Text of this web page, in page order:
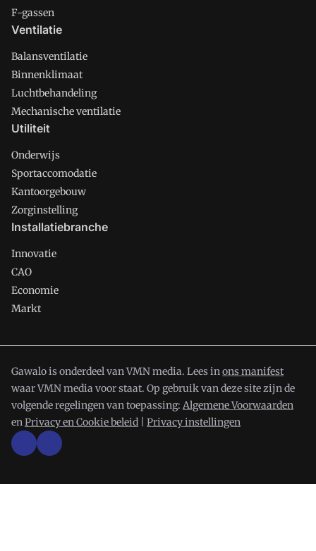
F-gassen
Ventilatie
Balansventilatie
Binnenklimaat
Luchtbehandeling
Mechanische ventilatie
Utiliteit
Onderwijs
Sportaccomodatie
Kantoorgebouw
Zorginstelling
Installatiebranche
Innovatie
CAO
Economie
Markt
Gawalo is onderdeel van VMN media. Lees inons manifest
waar VMN media voor staat. Op gebruik van deze site zijn de
volgende regelingen van toepassing: Algemene Voorwaarden
enPrivacy en Cookie beleid Privacy instellingen